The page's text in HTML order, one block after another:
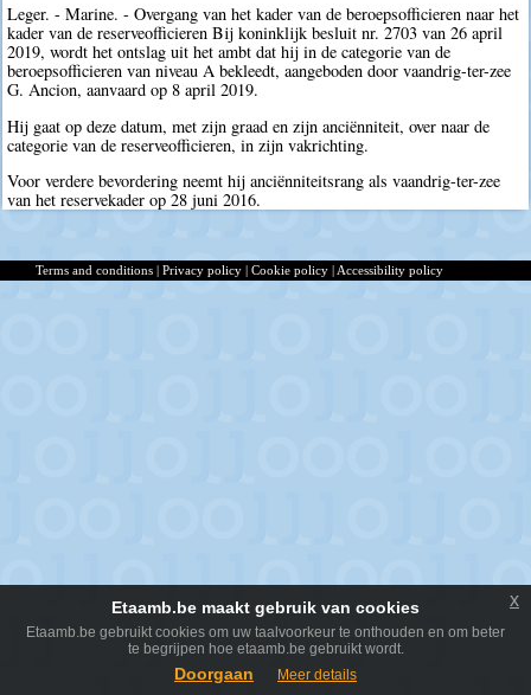
Leger. - Marine. - Overgang van het kader van de beroepsofficieren naar het
kader van de reserveofficieren Bij koninklijk besluit nr. 2703 van 26 april
2019, wordt het ontslag uit het ambt dat hij in de categorie van de
beroepsofficieren van niveau A bekleedt, aangeboden door vaandrig-ter-zee
G. Ancion, aanvaard op 8 april 2019.
Hij gaat op deze datum, met zijn graad en zijn anciënniteit, over naar de
categorie van de reserveofficieren, in zijn vakrichting.
Voor verdere bevordering neemt hij anciënniteitsrang als vaandrig-ter-zee
van het reservekader op 28 juni 2016.
Terms and conditions | Privacy policy | Cookie policy | Accessibility policy
Etaamb.be maakt gebruik van cookies
Etaamb.be gebruikt cookies om uw taalvoorkeur te onthouden en om beter
te begrijpen hoe etaamb.be gebruikt wordt.
Doorgaan Meer details
x